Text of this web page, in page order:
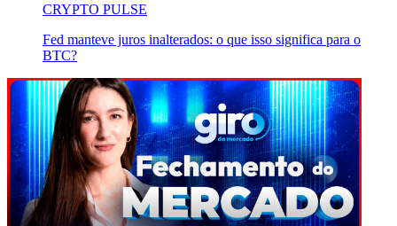
CRYPTO PULSE
Fed manteve juros inalterados: o que isso significa para o
BTC?